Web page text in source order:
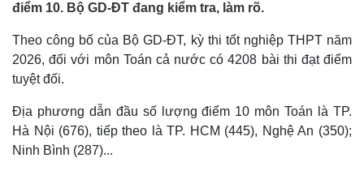
điểm 10. Bộ GD-ĐT đang kiểm tra, làm rõ.
Theo công bố của Bộ GD-ĐT, kỳ thi tốt nghiệp THPT năm
2026, đối với môn Toán cả nước có 4208 bài thi đạt điểm
tuyệt đối.
Địa phương dẫn đầu số lượng điểm 10 môn Toán là TP.
Hà Nội (676), tiếp theo là TP. HCM (445), Nghệ An (350);
Ninh Bình (287)...